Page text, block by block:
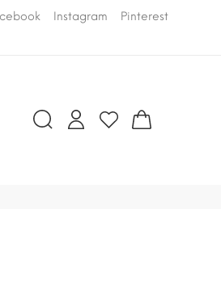
PAR COURSIER OFFERTEdans un
Instagram Pinterest